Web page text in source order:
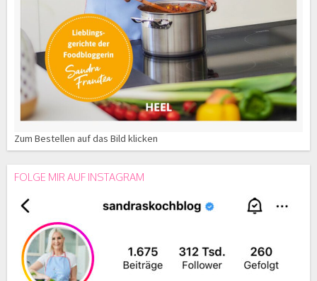
Zum Bestellen auf das Bild klicken
FOLGE MIR AUF INSTAGRAM